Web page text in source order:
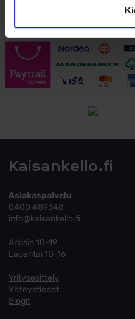
Kaisankello.fi
Asiakaspalvelu
0400 489348
info@kaisankello.fi
Arkisin 10-19
Lauantai 10-16
Yritysesittely
Yhteystiedot
Blogit